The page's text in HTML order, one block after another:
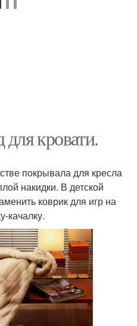
кровати.
покрывала для кресла
накидки. В детской
коврик для игр на
качалку.